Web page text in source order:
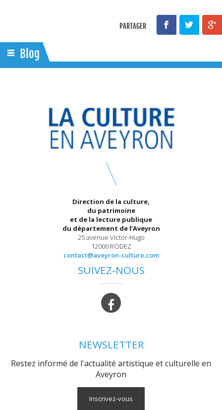
PARTAGER
Blog
Direction de la culture,
du patrimoine
et de la lecture publique
du département de l’Aveyron
25 avenue Victor-Hugo
12000 RODEZ
contact@aveyron-culture.com
SUIVEZ-NOUS
NEWSLETTER
Restez informé de l'actualité artistique et culturelle en
Aveyron
Inscrivez-vous